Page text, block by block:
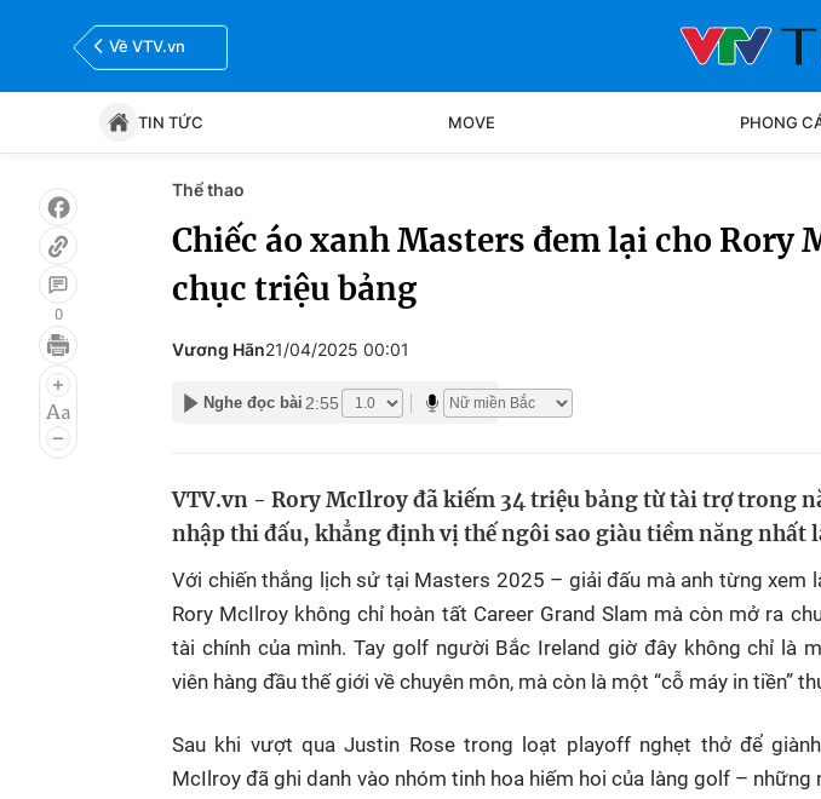
Về VTV.vn
TIN TỨC MOVE PHONG
Tin tức
Bóng đá Thể thao Điện tử
0
Thể thao
Chiếc áo xanh Masters đem lại cho Rory
chục triệu bảng
Vương Hãn21/04/2025 00:01
Nghe đọc bài 2:55
VTV.vn - Rory McIlroy đã kiếm 34 triệu bảng từ tài trợ trong
nhập thi đấu, khẳng định vị thế ngôi sao giàu tiềm năng nhất
Với chiến thắng lịch sử tại Masters 2025 – giải đấu mà anh từng xem
Rory McIlroy không chỉ hoàn tất Career Grand Slam mà còn mở ra
tài chính của mình. Tay golf người Bắc Ireland giờ đây không chỉ là
viên hàng đầu thế giới về chuyên môn, mà còn là một “cỗ máy in tiền”
Sau khi vượt qua Justin Rose trong loạt playoff nghẹt thở để
McIlroy đã ghi danh vào nhóm tinh hoa hiếm hoi của làng golf –